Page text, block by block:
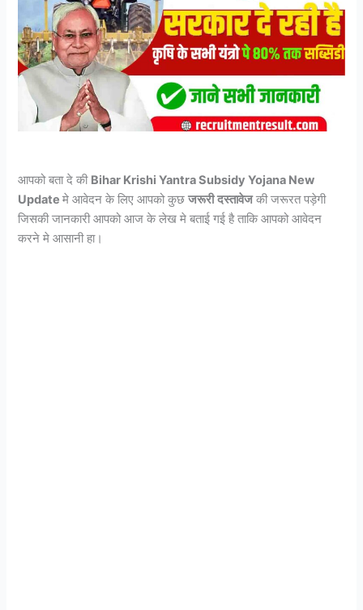
आपको बता दे की Bihar Krishi Yantra Subsidy Yojana New
Updateमे आवेदन के लिए आपको कुछजरूरी दस्तावेजकी जरूरत पड़ेगी
जिसकी जानकारी आपको आज के लेख मे बताई गई है ताकि आपको आवेदन
करने मे आसानी हा।